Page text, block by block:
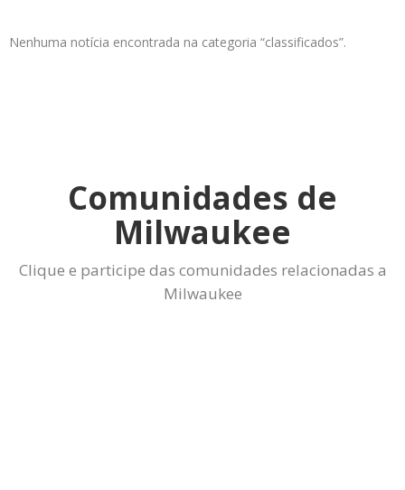
Nenhuma notícia encontrada na categoria “classificados”.
Comunidades de
Milwaukee
Clique e participe das comunidades relacionadas a
Milwaukee